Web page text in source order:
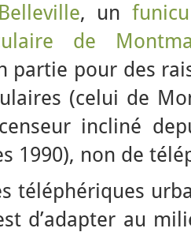
, un
de
partie pour des
(celui de
incliné
1990), non de
téléphériques
d’adapter au